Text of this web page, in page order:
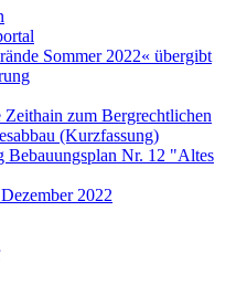
Sommer 2022« übergibt
Zeithain zum Bergrechtlichen
(Kurzfassung)
Bebauungsplan Nr. 12 "Altes
2022